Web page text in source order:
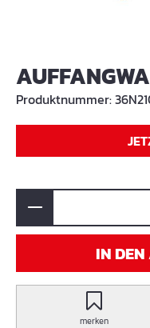
Produktnummer:
IN
merken